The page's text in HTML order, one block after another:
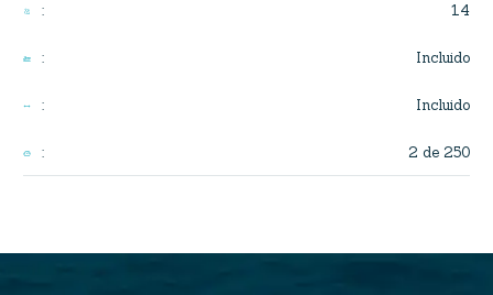
: 14
: Incluido
: Incluido
: 2 de 250